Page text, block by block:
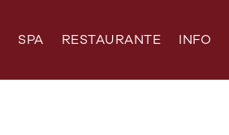
SPA RESTAURANTE INFO